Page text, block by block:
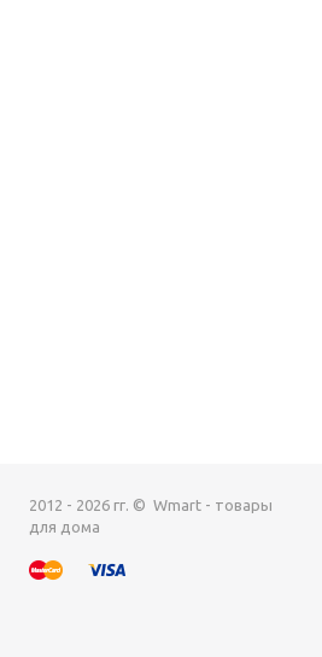
2012 - 2026 гг. © Wmart - товары
для дома